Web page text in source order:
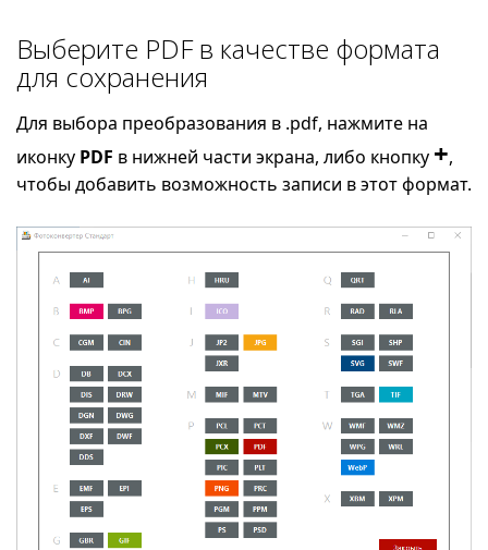
Выберите PDF в качестве формата
для сохранения
Для выбора преобразования в .pdf, нажмите на
иконку PDF в нижней части экрана, либо кнопку +,
чтобы добавить возможность записи в этот формат.